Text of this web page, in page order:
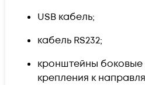
USB кабель;
кабель RS232;
кронштейны боковые
крепления к